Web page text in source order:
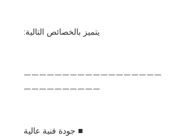
يتميز بالخصائص التالية:
——————————————————
——————————
■ جودة فنية عالية